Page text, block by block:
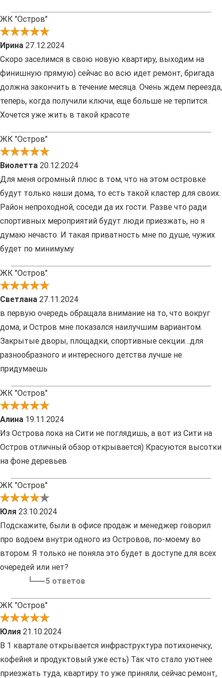
ЖК "Остров"
Ирина 27.12.2024
Скоро заселимся в свою новую квартиру, выходим на
финишную прямую) сейчас во всю идет ремонт, бригада
должна закончить в течение месяца. Очень ждем переезда,
теперь, когда получили ключи, еще больше не терпится.
Хочется уже жить в такой красоте
ЖК "Остров"
Виолетта 20.12.2024
Для меня огромный плюс в том, что на этом островке
будут только наши дома, то есть такой кластер для своих.
Район непроходной, соседи да их гости. Разве что ради
спортивных мероприятий будут люди приезжать, но я
думаю нечасто. И такая приватность мне по душе, чужих
будет по минимуму
ЖК "Остров"
Светлана 27.11.2024
в первую очередь обращала внимание на то, что вокруг
дома, и Остров мне показался наилучшим вариантом.
Закрытые дворы, площадки, спортивные секции…для
разнообразного и интересного детства лучше не
придумаешь
ЖК "Остров"
Алина 19.11.2024
Из Острова пока на Сити не поглядишь, а вот из Сити на
Остров отличный обзор открывается) Красуются высотки
на фоне деревьев
ЖК "Остров"
Юля 23.10.2024
Подскажите, были в офисе продаж и менеджер говорил
про водоем внутри одного из Островов, по-моему во
втором. Я только не поняла это будет в доступе для всех
очередей или нет?
5 ответов
ЖК "Остров"
Юлия 21.10.2024
В 1 квартале открывается инфраструктура потихонечку,
кофейня и продуктовый уже есть) Так что стало уютнее
приезжать туда, квартиру то уже приняли, сейчас ремонт,